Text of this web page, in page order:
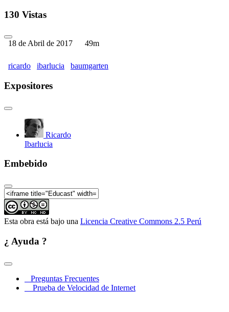
130 Vistas
18 de Abril de 2017 49m
ricardo ibarlucia baumgarten
Expositores
Ricardo
Ibarlucia
Embebido
Esta obra está bajo una Licencia Creative Commons 2.5 Perú
¿ Ayuda ?
Preguntas Frecuentes
Prueba de Velocidad de Internet